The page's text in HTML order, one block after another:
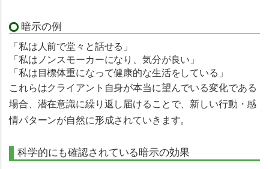
暗示の例
「私は人前で堂々と話せる」
「私はノンスモーカーになり、気分が良い」
「私は目標体重になって健康的な生活をしている」
これらはクライアント自身が本当に望んでいる変化である
場合、潜在意識に繰り返し届けることで、新しい行動・感
情パターンが自然に形成されていきます。
科学的にも確認されている暗示の効果